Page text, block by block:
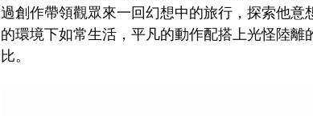
過創作帶領觀眾來一回幻想中的旅行，探索他
的環境下如常生活，平凡的動作配搭上光怪陸
比。